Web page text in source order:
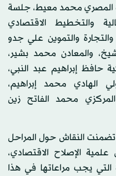
المصري محمد معيط، جلسة
والتخطيط الاقتصادي
والتموين علي جدو
والمعادن محمد بشير،
حافظ إبراهيم عبد النبي،
الهادي محمد إبراهيم،
محمد الفاتح زين
تضمنت النقاش حول المراحل
الإصلاح الاقتصادي،
التي يجب مراعاتها في هذا